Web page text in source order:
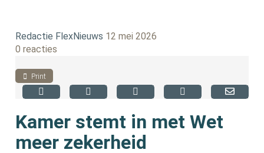
Redactie FlexNieuws 12 mei 2026
0 reacties
Print
Kamer stemt in met Wet
meer zekerheid